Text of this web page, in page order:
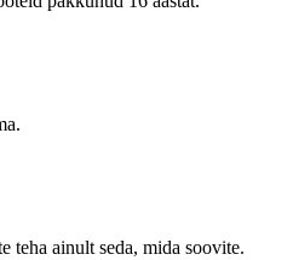
teha ainult seda, mida soovite.